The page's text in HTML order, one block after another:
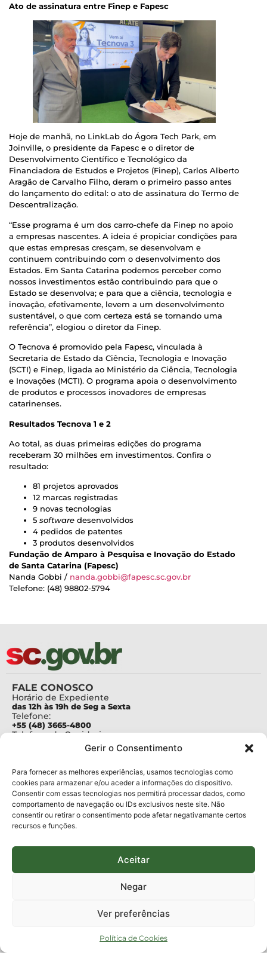
Gerir o Consentimento
Para fornecer as melhores experiências, usamos tecnologias como
cookies para armazenar e/ou aceder a informações do dispositivo.
Consentir com essas tecnologias nos permitirá processar dados, como
comportamento de navegação ou IDs exclusivos neste site. Não
consentir ou retirar o consentimento pode afetar negativamante certos
recursos e funções.
Aceitar
Negar
Ver preferências
Política de Cookies
Ato de assinatura entre Finep e Fapesc
Hoje de manhã, no LinkLab do Ágora Tech Park, em
Joinville, o presidente da Fapesc e o diretor de
Desenvolvimento Científico e Tecnológico da
Financiadora de Estudos e Projetos (Finep), Carlos Alberto
Aragão de Carvalho Filho, deram o primeiro passo antes
do lançamento do edital: o ato de assinatura do Termo de
Descentralização.
“Esse programa é um dos carro-chefe da Finep no apoio
a empresas nascentes. A ideia é propiciar condições para
que estas empresas cresçam, se desenvolvam e
continuem contribuindo com o desenvolvimento dos
Estados. Em Santa Catarina podemos perceber como
nossos investimentos estão contribuindo para que o
Estado se desenvolva; e para que a ciência, tecnologia e
inovação, efetivamente, levem a um desenvolvimento
sustentável, o que com certeza está se tornando uma
referência”, elogiou o diretor da Finep.
O Tecnova é promovido pela Fapesc, vinculada à
Secretaria de Estado da Ciência, Tecnologia e Inovação
(SCTI) e Finep, ligada ao Ministério da Ciência, Tecnologia
e Inovações (MCTI). O programa apoia o desenvolvimento
de produtos e processos inovadores de empresas
catarinenses.
Resultados Tecnova 1 e 2
Ao total, as duas primeiras edições do programa
receberam 30 milhões em investimentos. Confira o
resultado:
81 projetos aprovados
12 marcas registradas
9 novas tecnologias
5 software desenvolvidos
4 pedidos de patentes
3 produtos desenvolvidos
Fundação de Amparo à Pesquisa e Inovação do Estado
de Santa Catarina (Fapesc)
Nanda Gobbi / nanda.gobbi@fapesc.sc.gov.br
Telefone: (48) 98802-5794
FALE CONOSCO
Horário de Expediente
das 12h às 19h de Seg a Sexta
Telefone:
+55 (48) 3665-4800
Telefone da Ouvidoria
Para assuntos relacionados à Pesquisa
pesquisa@fapesc.sc.gov.br
Para assuntos relacionados à Inovação
inovacao@fapesc.sc.gov.br
Para assuntos relacionados à Bolsas
bolsas@fapesc.sc.gov.br
Para assuntos relacionados à Prestação de Contas
Para assuntos relacionados à Plataforma
plataforma@fapesc.sc.gov.br
Jair Artur da Silva dpo@fapesc.sc.gov.br 3665-4831
km 01, Módulo 12A, Edifício Fapesc / Celta, 5° andar